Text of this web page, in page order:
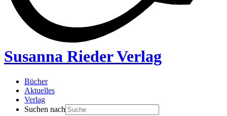
Susanna Rieder Verlag
Bücher
Aktuelles
Verlag
Suchen nach